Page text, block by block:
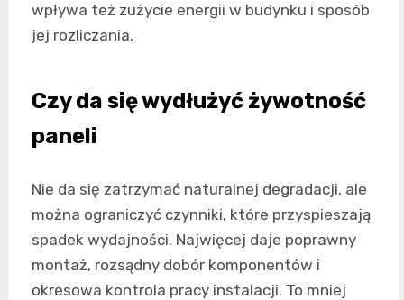
wpływa też zużycie energii w budynku i sposób
jej rozliczania.
Czy da się wydłużyć żywotność
paneli
Nie da się zatrzymać naturalnej degradacji, ale
można ograniczyć czynniki, które przyspieszają
spadek wydajności. Najwięcej daje poprawny
montaż, rozsądny dobór komponentów i
okresowa kontrola pracy instalacji. To mniej